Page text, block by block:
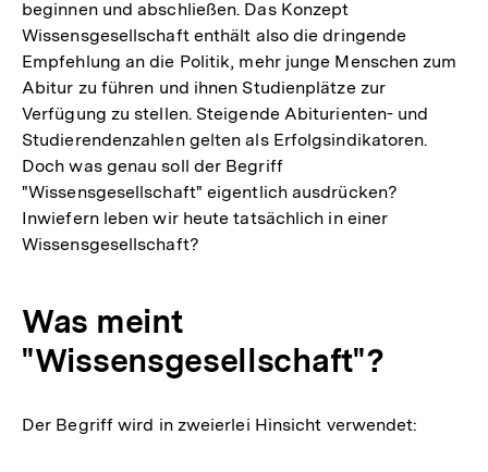
beginnen und abschließen. Das Konzept
Wissensgesellschaft enthält also die dringende
Empfehlung an die Politik, mehr junge Menschen zum
Abitur zu führen und ihnen Studienplätze zur
Verfügung zu stellen. Steigende Abiturienten- und
Studierendenzahlen gelten als Erfolgsindikatoren.
Doch was genau soll der Begriff
"Wissensgesellschaft" eigentlich ausdrücken?
Inwiefern leben wir heute tatsächlich in einer
Wissensgesellschaft?
Was meint
"Wissensgesellschaft"?
Der Begriff wird in zweierlei Hinsicht verwendet: